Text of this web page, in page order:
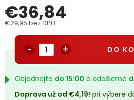
Podmienky ochrany osobných
Přihlášení
€36,84
€29,95 bez DPH
DO
Objednajte do 15:00 a odošleme
Doprava už od €4,19! pri výbere